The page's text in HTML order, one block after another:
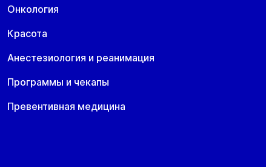
Онкология
Красота
Анестезиология и реанимация
Программы и чекапы
Превентивная медицина